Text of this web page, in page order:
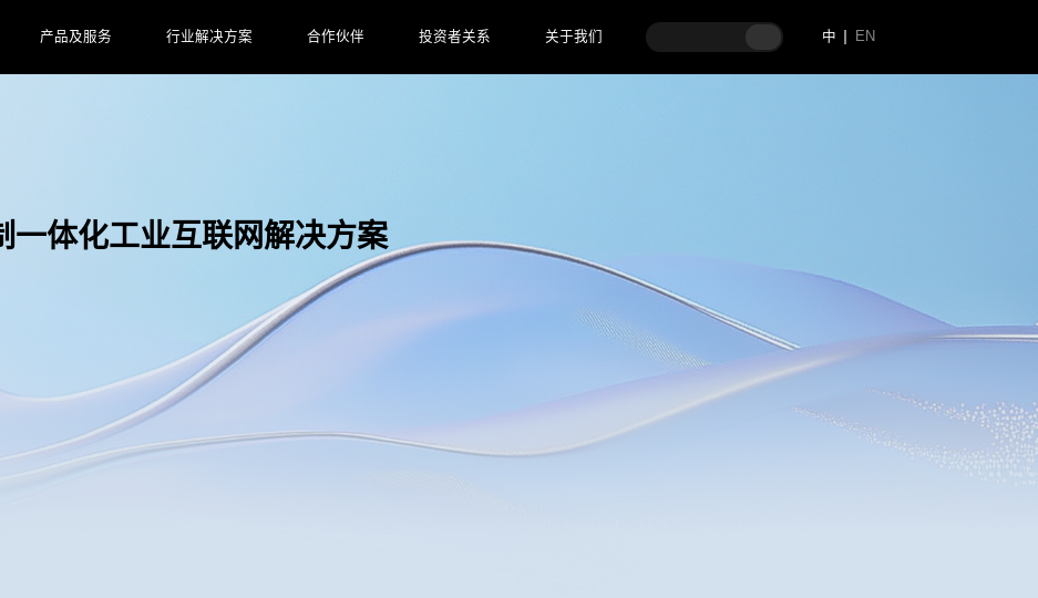
产品及服务 行业解决方案 合作伙伴 投资者关系 关于我们 中 EN
一体化工业互联网解决方案